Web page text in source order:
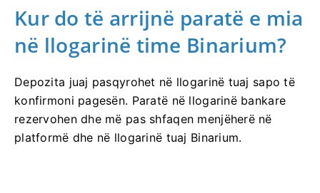
Kur do të arrijnë paratë e mia
në llogarinë time Binarium?
Depozita juaj pasqyrohet në llogarinë tuaj sapo të
konfirmoni pagesën. Paratë në llogarinë bankare
rezervohen dhe më pas shfaqen menjëherë në
platformë dhe në llogarinë tuaj Binarium.